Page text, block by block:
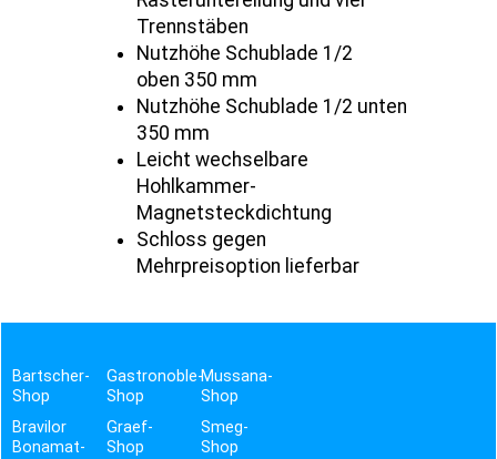
Trennstäben
Nutzhöhe Schublade 1/2
oben 350 mm
Nutzhöhe Schublade 1/2 unten
350 mm
Leicht wechselbare
Hohlkammer-
Magnetsteckdichtung
Schloss gegen
Mehrpreisoption lieferbar
Bartscher-
Shop
Bravilor
Bonamat-
Gastronoble-
Shop
Graef-
Shop
Mussana-
Shop
Smeg-
Shop